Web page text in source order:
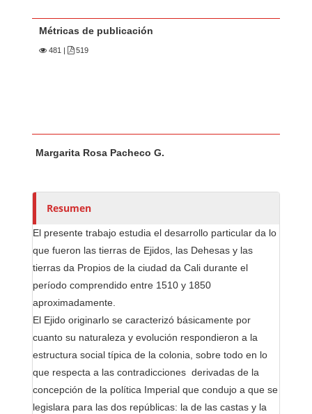
Métricas de publicación
481 519
u
o
e
/
a
s
Margarita Rosa Pacheco G.
Resumen
El presente trabajo estudia el desarrollo particular da lo
que fueron las tierras de Ejidos, las Dehesas y las
tierras da Propios de la ciudad da Cali durante el
período comprendido entre 1510 y 1850
aproximadamente.
El Ejido originarlo se caracterizó básicamente por
cuanto su naturaleza y evolución respondieron a la
estructura social típica de la colonia, sobre todo en lo
que respecta a las contradicciones derivadas de la
concepción de la política Imperial que condujo a que se
legislara para las dos repúblicas: la de las castas y la